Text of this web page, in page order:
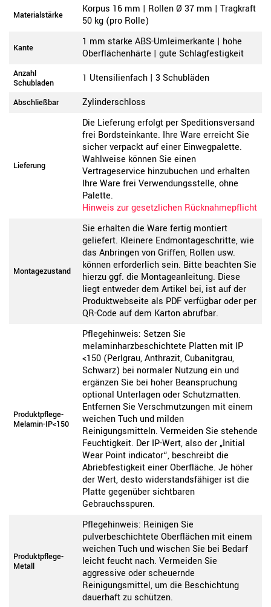
Materialstärke
Korpus 16 mm | Rollen Ø 37 mm | Tragkraft
50 kg (pro Rolle)
Kante
1 mm starke ABS-Umleimerkante | hohe
Oberflächenhärte | gute Schlagfestigkeit
Anzahl
Schubladen
1 Utensilienfach | 3 Schubläden
Abschließbar Zylinderschloss
Lieferung
Die Lieferung erfolgt per Speditionsversand
frei Bordsteinkante. Ihre Ware erreicht Sie
sicher verpackt auf einer Einwegpalette.
Wahlweise können Sie einen
Vertrageservice hinzubuchen und erhalten
Ihre Ware frei Verwendungsstelle, ohne
Palette.
Hinweis zur gesetzlichen Rücknahmepflicht
Montagezustand
Sie erhalten die Ware fertig montiert
geliefert. Kleinere Endmontageschritte, wie
das Anbringen von Griffen, Rollen usw.
können erforderlich sein. Bitte beachten Sie
hierzu ggf. die Montageanleitung. Diese
liegt entweder dem Artikel bei, ist auf der
Produktwebseite als PDF verfügbar oder per
QR-Code auf dem Karton abrufbar.
Produktpflege-
Melamin-IP<150
Pflegehinweis: Setzen Sie
melaminharzbeschichtete Platten mit IP
<150 (Perlgrau, Anthrazit, Cubanitgrau,
Schwarz) bei normaler Nutzung ein und
ergänzen Sie bei hoher Beanspruchung
optional Unterlagen oder Schutzmatten.
Entfernen Sie Verschmutzungen mit einem
weichen Tuch und milden
Reinigungsmitteln. Vermeiden Sie stehende
Feuchtigkeit. Der IP-Wert, also der „Initial
Wear Point indicator“, beschreibt die
Abriebfestigkeit einer Oberfläche. Je höher
der Wert, desto widerstandsfähiger ist die
Platte gegenüber sichtbaren
Gebrauchsspuren.
Produktpflege-
Metall
Pflegehinweis: Reinigen Sie
pulverbeschichtete Oberflächen mit einem
weichen Tuch und wischen Sie bei Bedarf
leicht feucht nach. Vermeiden Sie
aggressive oder scheuernde
Reinigungsmittel, um die Beschichtung
dauerhaft zu schützen.